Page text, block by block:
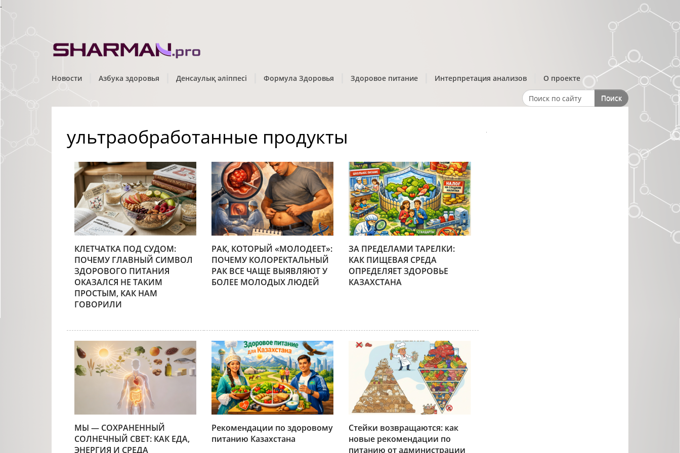
.
Новости Азбука здоровья Денсаулық әліппесі Формула Здоровья Здоровое питание Интерпретация анализов О проекте
Search formПоиск
ультраобработанные продукты
КЛЕТЧАТКА ПОД СУДОМ:
ПОЧЕМУ ГЛАВНЫЙ СИМВОЛ
ЗДОРОВОГО ПИТАНИЯ
ОКАЗАЛСЯ НЕ ТАКИМ
ПРОСТЫМ, КАК НАМ
ГОВОРИЛИ
РАК, КОТОРЫЙ «МОЛОДЕЕТ»:
ПОЧЕМУ КОЛОРЕКТАЛЬНЫЙ
РАК ВСЕ ЧАЩЕ ВЫЯВЛЯЮТ У
БОЛЕЕ МОЛОДЫХ ЛЮДЕЙ
ЗА ПРЕДЕЛАМИ ТАРЕЛКИ:
КАК ПИЩЕВАЯ СРЕДА
ОПРЕДЕЛЯЕТ ЗДОРОВЬЕ
КАЗАХСТАНА
МЫ — СОХРАНЕННЫЙ
СОЛНЕЧНЫЙ СВЕТ: КАК ЕДА,
ЭНЕРГИЯ И СРЕДА
Рекомендации по здоровому
питанию Казахстана
Стейки возвращаются: как
новые рекомендации по
питанию от администрации